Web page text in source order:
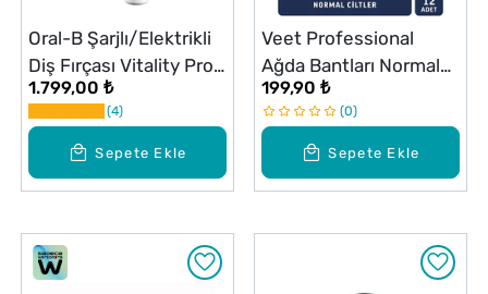
Sepete Ekle
Oral-B Şarjlı/Elektrikli
Diş Fırçası Vitality Pro
Beyaz Koruma ve
Temizlik
1.799,00 ₺
4
Sepete Ekle
Veet Professional
Ağda Bantları Normal
Ciltler İçin 12li
199,90 ₺
0